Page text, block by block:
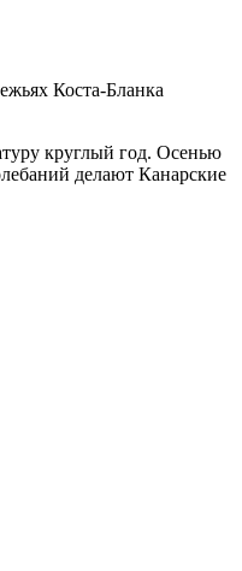
Коста-Бланка
круглый год. Осенью
делают Канарские